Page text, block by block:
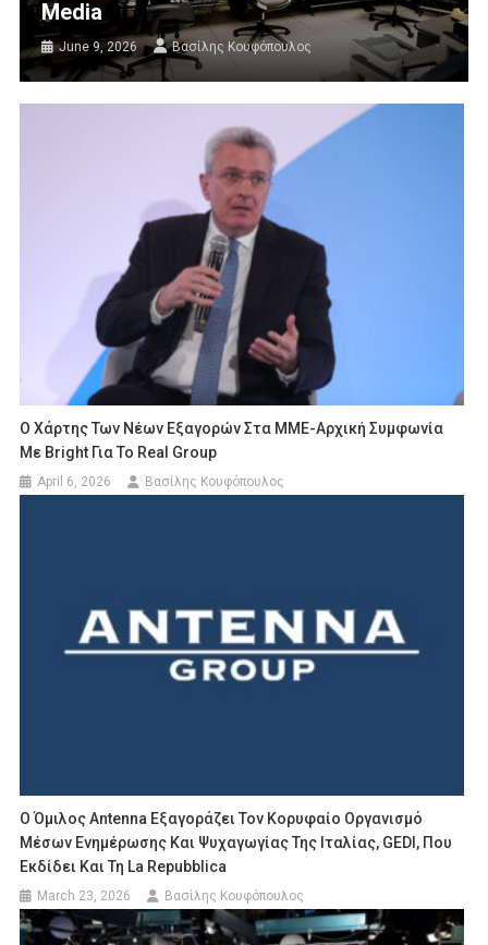
Media
June 9, 2026 Βασίλης Κουφόπουλος
Ο Χάρτης Των Νέων Εξαγορών Στα ΜΜΕ-Αρχική Συμφωνία
Με Bright Για Το Real Group
April 6, 2026 Βασίλης Κουφόπουλος
Ο Όμιλος Antenna Εξαγοράζει Τον Κορυφαίο Οργανισμό
Μέσων Ενημέρωσης Και Ψυχαγωγίας Της Ιταλίας, GEDI, Που
Εκδίδει Και Τη La Repubblica
March 23, 2026 Βασίλης Κουφόπουλος